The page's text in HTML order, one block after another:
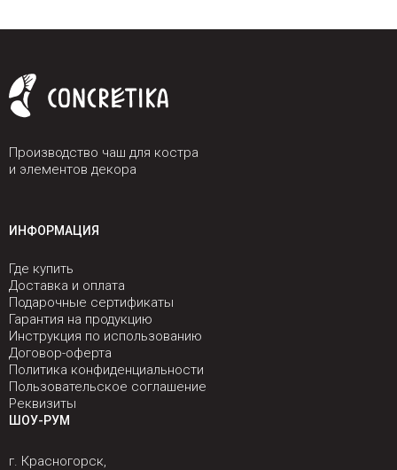
Производство чаш для костра
и элементов декора
ИНФОРМАЦИЯ
Где купить
Доставка и оплата
Подарочные сертификаты
Гарантия на продукцию
Инструкция по использованию
Договор-оферта
Политика конфиденциальности
Пользовательское соглашение
Реквизиты
ШОУ-РУМ
г. Красногорск,